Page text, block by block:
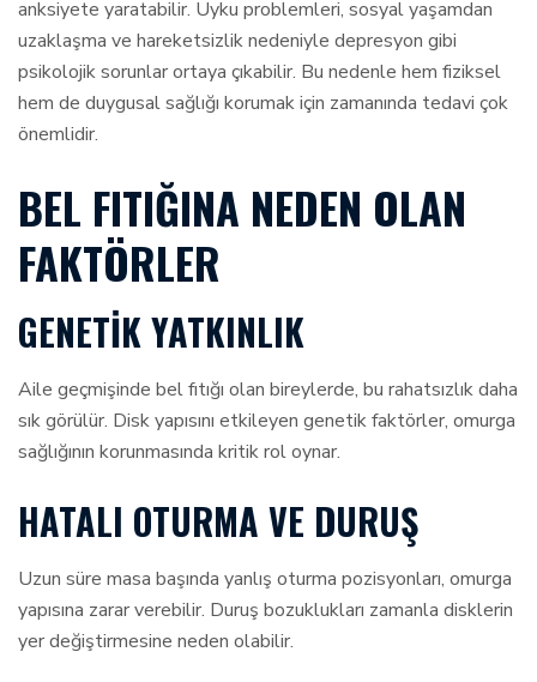
anksiyete yaratabilir. Uyku problemleri, sosyal yaşamdan
uzaklaşma ve hareketsizlik nedeniyle depresyon gibi
psikolojik sorunlar ortaya çıkabilir. Bu nedenle hem fiziksel
hem de duygusal sağlığı korumak için zamanında tedavi çok
önemlidir.
BEL FITIĞINA NEDEN OLAN
FAKTÖRLER
GENETIK YATKINLIK
Aile geçmişinde bel fıtığı olan bireylerde, bu rahatsızlık daha
sık görülür. Disk yapısını etkileyen genetik faktörler, omurga
sağlığının korunmasında kritik rol oynar.
HATALI OTURMA VE DURUŞ
Uzun süre masa başında yanlış oturma pozisyonları, omurga
yapısına zarar verebilir. Duruş bozuklukları zamanla disklerin
yer değiştirmesine neden olabilir.